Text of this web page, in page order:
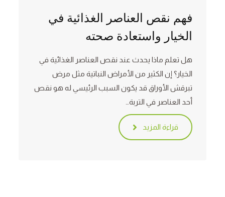
فهم نقص العناصر الغذائية في
الخيار واستعادة صحته
هل تعلم ماذا يحدث عند نقص العناصر الغذائية في
الخيار؟ إن الكثير من الأمراض النباتية مثل مرض
تبرقش الأوراق قد يكون السبب الرئيسي له هو نقص
أحد العناصر في التربة…
قراءة المزيد